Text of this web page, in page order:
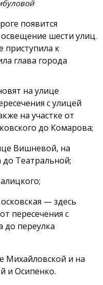
появится
шести улиц.
приступила к
глава города
на улице
с улицей
на участке от
до Комарова;
Вишневой, на
Театральной;
— здесь
пересечения с
до переулка
Михайловской и на
и Осипенко.